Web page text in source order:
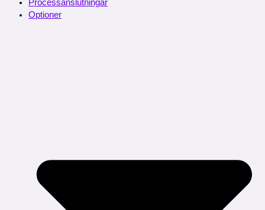
Processanslutningar
Optioner